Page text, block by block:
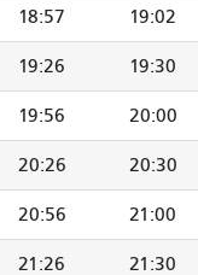
18:57 19:02
19:26 19:30
19:56 20:00
20:26 20:30
20:56 21:00
21:26 21:30